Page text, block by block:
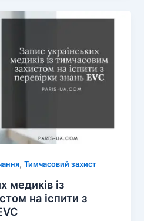
,Тимчасовий захист
медиків із
на іспити з